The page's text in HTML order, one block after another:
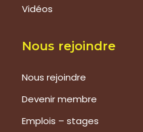
Vidéos
Nous rejoindre
Nous rejoindre
Devenir membre
Emplois – stages